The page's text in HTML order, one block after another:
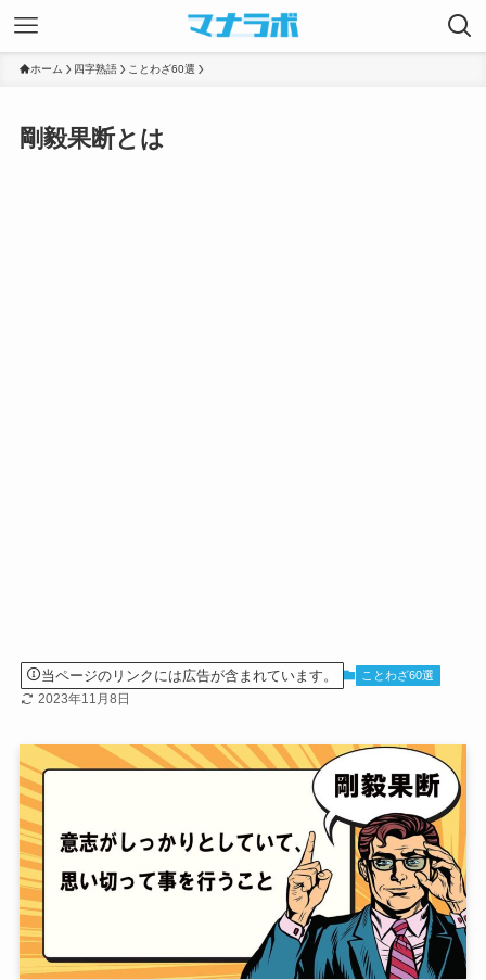
ホーム 四字熟語 ことわざ60選
剛毅果断とは
当ページのリンクには広告が含まれています。 ことわざ60選
2023年11月8日